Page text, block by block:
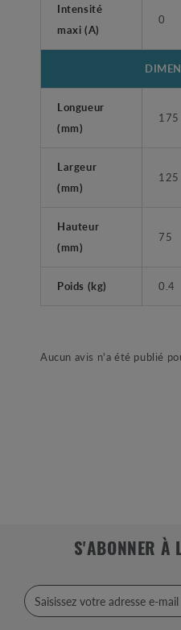
Intensité
maxi (A)
0
Longueur
(mm)
175
Largeur
(mm)
125
Hauteur
(mm)
75
Poids (kg) 0.4
Aucun avis n'a été publié
S'ABONNER À